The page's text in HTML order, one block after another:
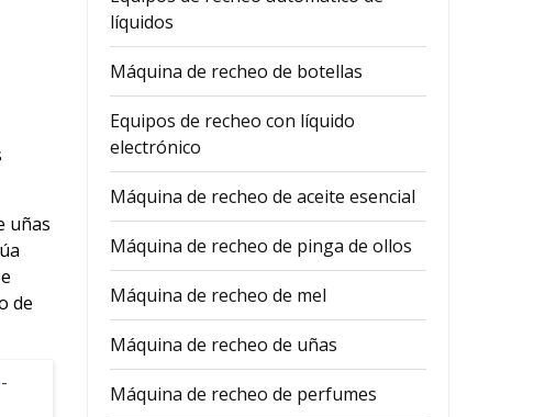
uñas
de
líquidos
Máquina de recheo de botellas
Equipos de recheo con líquido
electrónico
Máquina de recheo de aceite esencial
Máquina de recheo de pinga de ollos
Máquina de recheo de mel
Máquina de recheo de uñas
Máquina de recheo de perfumes